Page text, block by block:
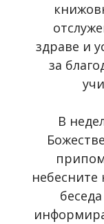
здраве и
за
В
небесните